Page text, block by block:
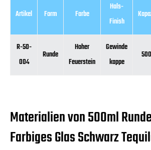
Artikel Form Farbe
Hals-
Finish
R-50-
004
Runde
Hoher
Feuerstein
Gewinde
kappe
Materialien von 500ml
Farbiges Glas Schwarz